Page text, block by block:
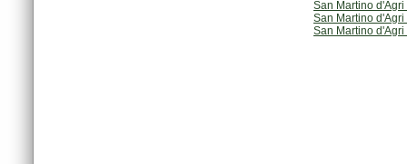
San Martino
San Martino
San Martino